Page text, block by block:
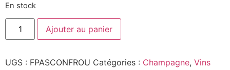
En stock
quantité
Confiance
Champagne
Ajouter au panier
UGS : FPASCONFROU Catégories : Champagne, Vins